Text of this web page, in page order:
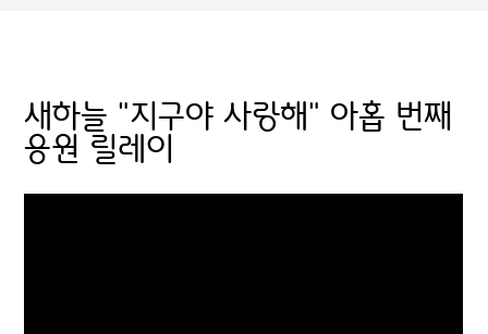
새하늘 "지구야 사랑해" 아홉 번째
응원 릴레이